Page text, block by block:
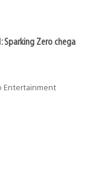
Sparking Zero chega
Entertainment